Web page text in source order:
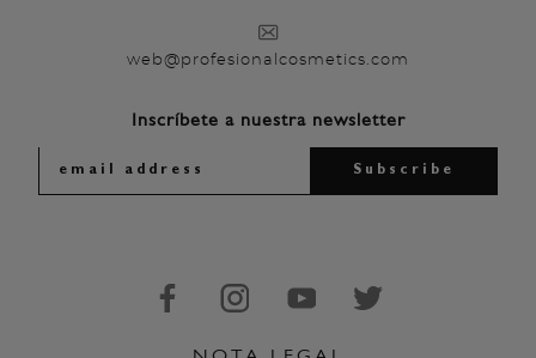
web@profesionalcosmetics.com
Inscríbete a nuestra newsletter